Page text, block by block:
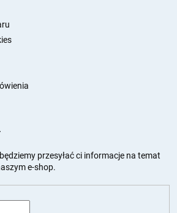
przesyłać ci informacje na temat
e-shop.